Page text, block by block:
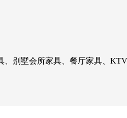
别墅会所家具、餐厅家具、